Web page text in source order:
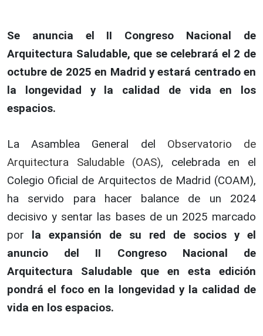
Se anuncia el II Congreso Nacional de
Arquitectura Saludable, que se celebrará el 2 de
octubre de 2025 en Madrid y estará centrado en
la longevidad y la calidad de vida en los
espacios.
La Asamblea General del Observatorio de
Arquitectura Saludable (OAS), celebrada en el
Colegio Oficial de Arquitectos de Madrid (COAM),
ha servido para hacer balance de un 2024
decisivo y sentar las bases de un 2025 marcado
por la expansión de su red de socios y el
anuncio del II Congreso Nacional de
Arquitectura Saludable que en esta edición
pondrá el foco en la longevidad y la calidad de
vida en los espacios.